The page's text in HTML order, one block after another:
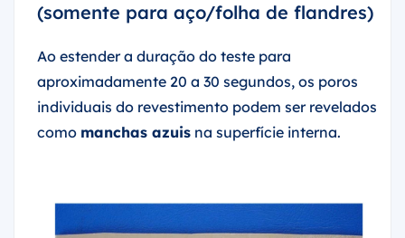
(somente para aço/folha de flandres)
Ao estender a duração do teste para
aproximadamente 20 a 30 segundos, os poros
individuais do revestimento podem ser revelados
como manchas azuis na superfície interna.